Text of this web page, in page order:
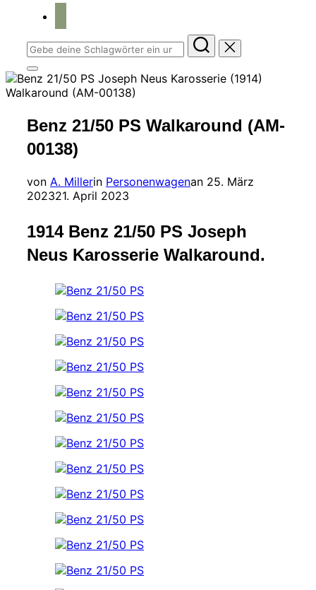
Suchen
nach:
Seitenleiste
&
Navigation
Benz 21/50 PS Walkaround (AM-
00138)
von A. Millerin Personenwagenan Veröffentlicht
25. März
202321. April 2023
1914 Benz 21/50 PS Joseph
Neus Karosserie Walkaround.